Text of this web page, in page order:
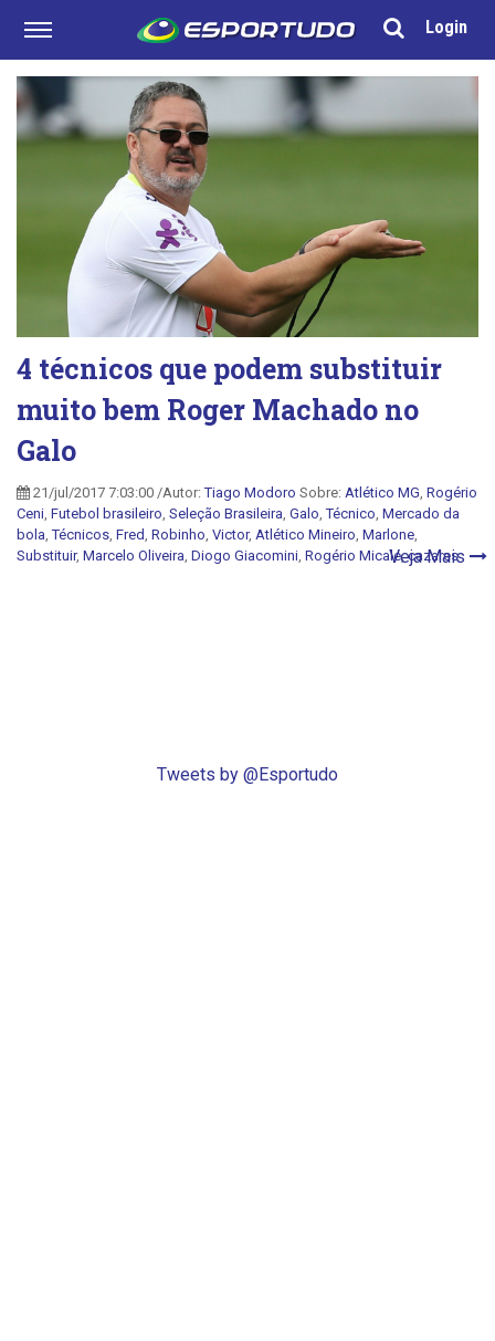
Login
4 técnicos que podem substituir
muito bem Roger Machado no
Galo
21/jul/2017 7:03:00 /Autor:Tiago Modoro Sobre: Atlético MG Rogério
Ceni Futebol brasileiro Seleção Brasileira Galo ,Técnico Mercado da
bola ,Técnicos Fred Robinho Victor, Atlético Mineiro Marlone
Substituir, Marcelo Oliveira Diogo Giacomini Rogério Micale,cazares
Veja Mais
Tweets by @Esportudo